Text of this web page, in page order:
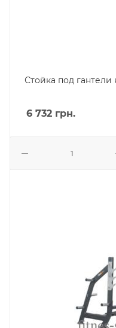
Стойка под гантели
6 732 грн.